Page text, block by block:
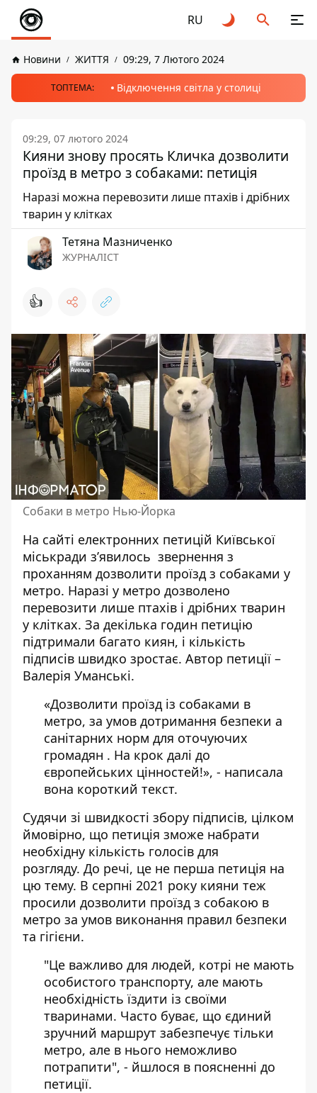
RU
Новини ЖИТТЯ 09:29, 7 Лютого 2024
ТОПТЕМА: Відключення світла у столиці
09:29, 07 лютого 2024
Кияни знову просять Кличка дозволити
проїзд в метро з собаками: петиція
Наразі можна перевозити лише птахів і дрібних
тварин у клітках
Тетяна Мазниченко
ЖУРНАЛІСТ
👍
Собаки в метро Нью-Йорка
На сайті електронних петицій Київської
міськради зʼявилось звернення з
проханням дозволити проїзд з собаками у
метро. Наразі у метро дозволено
перевозити лише птахів і дрібних тварин
у клітках. За декілька годин петицію
підтримали багато киян, і кількість
підписів швидко зростає. Автор петиції –
Валерія Уманські.
«Дозволити проїзд із собаками в
метро, за умов дотримання безпеки а
санітарних норм для оточуючих
громадян . На крок далі до
європейських цінностей!», - написала
вона короткий текст.
Судячи зі швидкості збору підписів, цілком
ймовірно, що петиція зможе набрати
необхідну кількість голосів для
розгляду. До речі, це не перша петиція на
цю тему. В серпні 2021 року кияни теж
просили дозволити проїзд з собакою в
метро за умов виконання правил безпеки
та гігієни.
"Це важливо для людей, котрі не мають
особистого транспорту, але мають
необхідність їздити із своїми
тваринами. Часто буває, що єдиний
зручний маршрут забезпечує тільки
метро, але в нього неможливо
потрапити", - йшлося в поясненні до
петиції.